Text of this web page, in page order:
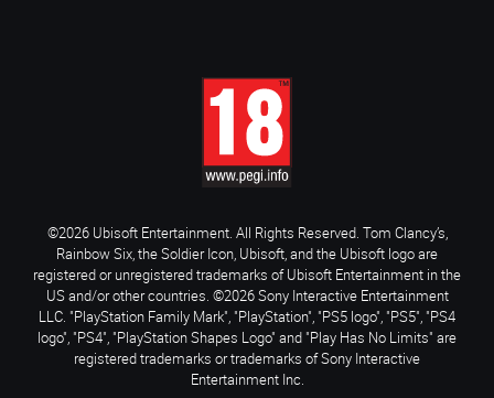
©2026 Ubisoft Entertainment. All Rights Reserved. Tom Clancy’s,
Rainbow Six, the Soldier Icon, Ubisoft, and the Ubisoft logo are
registered or unregistered trademarks of Ubisoft Entertainment in the
US and/or other countries. ©2026 Sony Interactive Entertainment
LLC. "PlayStation Family Mark", "PlayStation", "PS5 logo", "PS5", "PS4
logo", "PS4", "PlayStation Shapes Logo" and "Play Has No Limits" are
registered trademarks or trademarks of Sony Interactive
Entertainment Inc.